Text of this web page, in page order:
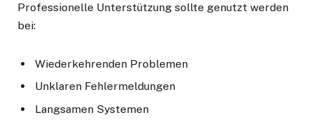
Professionelle Unterstützung sollte genutzt werden
bei:
Wiederkehrenden Problemen
Unklaren Fehlermeldungen
Langsamen Systemen